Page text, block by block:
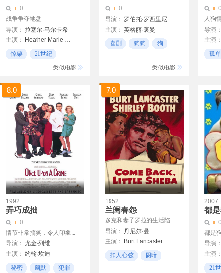
0
战争争夺地盘
导演： 拉塞尔·马尔卡希
主演：
Heather Marie Marsden
埃里克·帕拉迪诺
惊栗
21世纪
类似电影
0
导演： 罗伯托·罗西里尼
阿尔弗雷多·古阿里尼
吉安尼·弗兰西奥里尼
主演： 英格丽·褒曼
安娜·玛妮雅妮
喜剧 狗狗 狗
类似电影
0
人狗
导演
主演
安吉孤单
8.0
1992
弄巧成拙
0
情节非常搞笑，令人印象...
导演： 尤金·列维
主演： 约翰·坎迪
詹姆斯·贝鲁什
秘密 幽默
犯罪
7.0
1952
兰闺春怨
多克和妻子罗拉的生活陷...
导演： 丹尼尔·曼
主演：
Burt Lancaster
雪莉·布思 Shirley Booth
扣人心弦
阴暗
2007
都
0
都是
导演
主演
阿莱
21